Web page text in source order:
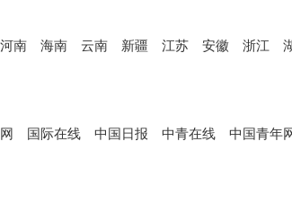
河南 海南 云南 新疆 江苏 安徽 浙江
国际在线 中国日报 中青在线 中国青年